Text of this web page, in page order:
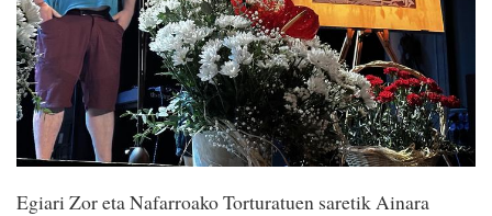
Egiari Zor eta Nafarroako Torturatuen saretik Ainara